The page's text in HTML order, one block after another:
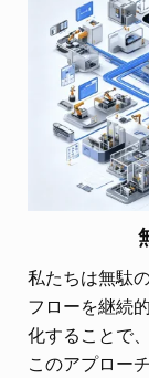
私たちは無駄
フローを継続
化することで
このアプロー